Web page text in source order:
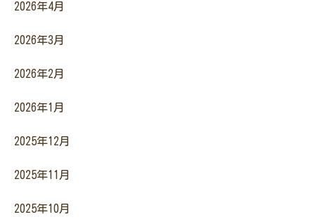
2026年4月
2026年3月
2026年2月
2026年1月
2025年12月
2025年11月
2025年10月